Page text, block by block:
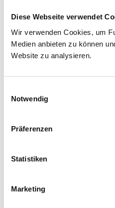
Diese Webseite verwendet
Wir verwenden Cookies, um
Medien anbieten zu können
Website zu analysieren.
Notwendig
Präferenzen
Statistiken
Marketing
Stiftungsdatenbank
Suche bitte die Groß-
beachten.
können durch die Wahl